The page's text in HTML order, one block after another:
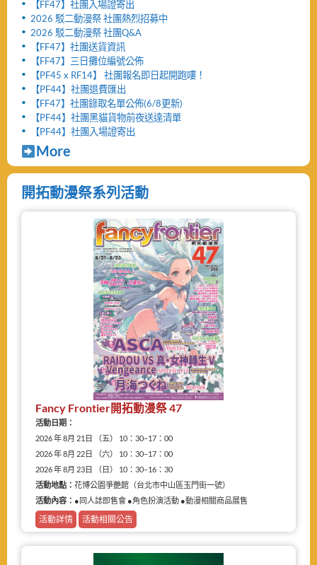
【FF47】社團入場證寄出
2026 駁二動漫祭 社團熱烈招募中
2026 駁二動漫祭 社團Q&A
【FF47】社團送貨資訊
【FF47】三日攤位編號公佈
【PF45 x RF14】 社團報名即日起開跑嘍！
【PF44】社團退費匯出
【FF47】社團錄取名單公佈(6/8更新)
【PF44】社團黑貓貨物前夜送達清單
【PF44】社團入場證寄出
More
開拓動漫祭系列活動
Fancy Frontier開拓動漫祭 47
活動日期：
2026 年 8月 21日 （五） 10：30–17：00
2026 年 8月 22日 （六） 10：30–17：00
2026 年 8月 23日 （日） 10：30–16：30
活動地點： 花博公園爭艷館（台北市中山區玉門街一號）
活動內容： ●同人誌即售會 ●角色扮演活動 ●動漫相關商品展售
活動詳情 活動相關公告